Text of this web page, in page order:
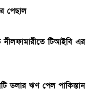
পেছাল
নীলফামারীতে টিআইবি এর
ডলার ঋণ পেল পাকিস্তান